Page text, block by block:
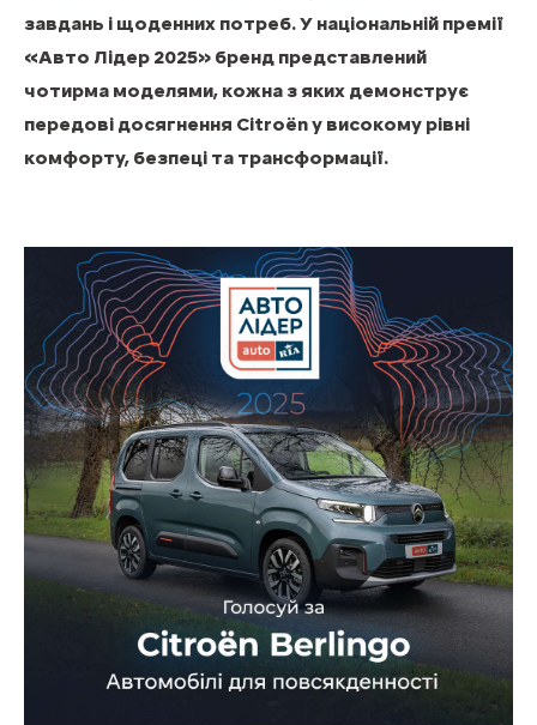
завдань і щоденних потреб. У національній премії
«Авто Лідер 2025» бренд представлений
чотирма моделями, кожна з яких демонструє
передові досягнення Citroën у високому рівні
комфорту, безпеці та трансформації.